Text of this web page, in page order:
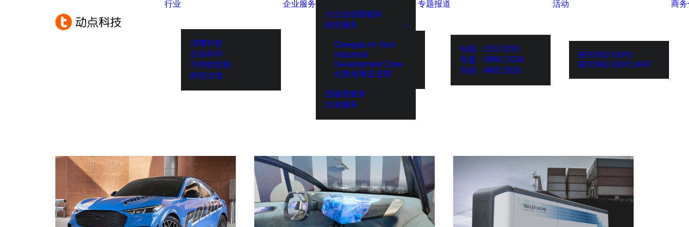
行业
消费科技
生命科学
可持续发展
科技出海
企业服务
大企业创新服务
政府服务
Chengdu Hi-Tech
Industrial
Development Zone
伦敦发展促进署
投融资服务
出海服务
专题报道
专题：CES 2026
专题：MWC 2026
专题：AWE 2026
活动
BEYOND EXPO
BEYOND EXPO APP
商